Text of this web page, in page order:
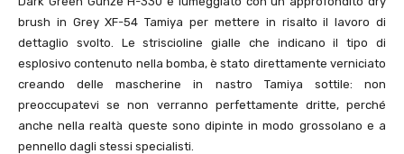
brush in Grey XF-54 Tamiya per mettere in risalto il lavoro di
dettaglio svolto. Le striscioline gialle che indicano il tipo di
esplosivo contenuto nella bomba, è stato direttamente verniciato
creando delle mascherine in nastro Tamiya sottile: non
preoccupatevi se non verranno perfettamente dritte, perché
anche nella realtà queste sono dipinte in modo grossolano e a
pennello dagli stessi specialisti.